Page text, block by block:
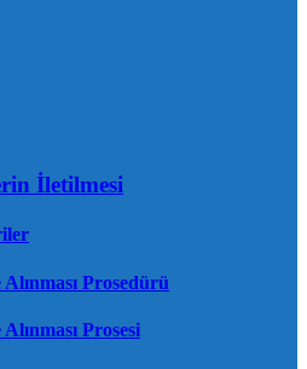
İletilmesi
Prosedürü
Prosesi